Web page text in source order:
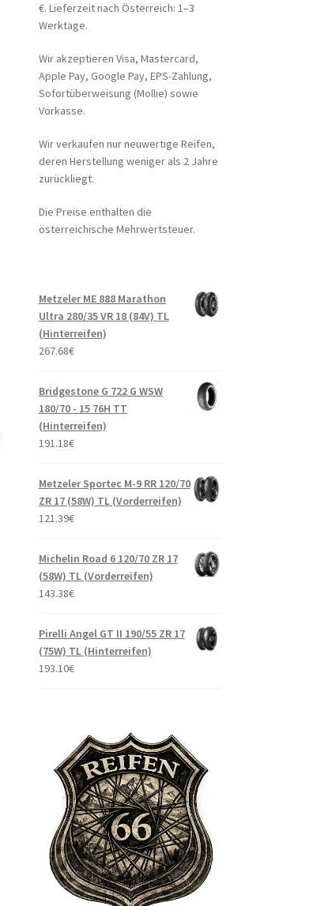
€. Lieferzeit nach Österreich: 1–3
Werktage.
Wir akzeptieren Visa, Mastercard,
Apple Pay, Google Pay, EPS-Zahlung,
Sofortüberweisung (Mollie) sowie
Vorkasse.
Wir verkaufen nur neuwertige Reifen,
deren Herstellung weniger als 2 Jahre
zurückliegt.
Die Preise enthalten die
österreichische Mehrwertsteuer.
Metzeler ME 888 Marathon
Ultra 280/35 VR 18 (84V) TL
(Hinterreifen)
267.68€
Bridgestone G 722 G WSW
180/70 - 15 76H TT
(Hinterreifen)
191.18€
Metzeler Sportec M-9 RR 120/70
ZR 17 (58W) TL (Vorderreifen)
121.39€
Michelin Road 6 120/70 ZR 17
(58W) TL (Vorderreifen)
143.38€
Pirelli Angel GT II 190/55 ZR 17
(75W) TL (Hinterreifen)
193.10€